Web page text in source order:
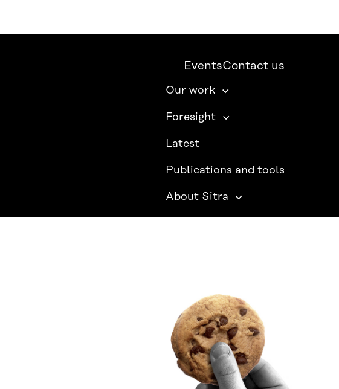
EventsContact us
Our work
Foresight
Latest
Publications and tools
About Sitra